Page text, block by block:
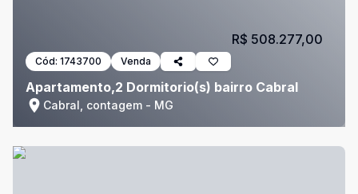
Cód: 1743700 Venda
Apartamento,2 Dormitorio(s) bairro Cabral
Cabral, contagem - MG
R$ 508.277,00